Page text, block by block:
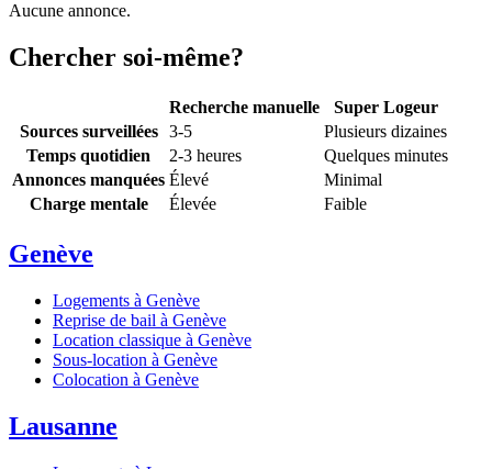
Aucune annonce.
Chercher soi-même?
Recherche manuelle
Super Logeur
Sources surveillées
3-5
Plusieurs dizaines
Temps quotidien
2-3 heures
Quelques minutes
Annonces manquées Élevé
Minimal
Charge mentale
Élevée Faible
Genève
Logements à Genève
Reprise de bail à Genève
Location classique à Genève
Sous-location à Genève
Colocation à Genève
Lausanne